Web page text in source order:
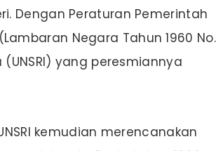
Dengan Peraturan Pemerintah
Negara Tahun 1960 No.
yang peresmiannya
kemudian merencanakan